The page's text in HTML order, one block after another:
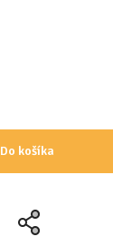
Do košíka